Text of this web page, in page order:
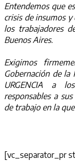
Entendemos que
crisis de insumos
los trabajadores
Buenos Aires.
Exigimos
Gobernación de la
URGENCIA a
responsables a
de trabajo en la
[vc_separator_pr